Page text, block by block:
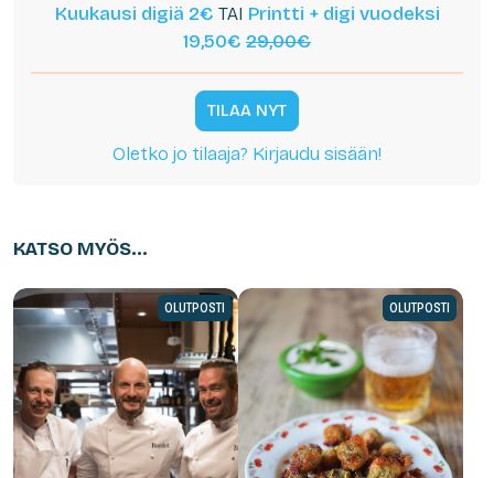
Kuukausi digiä 2€ TAI Printti + digi vuodeksi
19,50€ 29,00€
TILAA NYT
Oletko jo tilaaja? Kirjaudu sisään!
KATSO MYÖS...
OLUTPOSTI OLUTPOSTI